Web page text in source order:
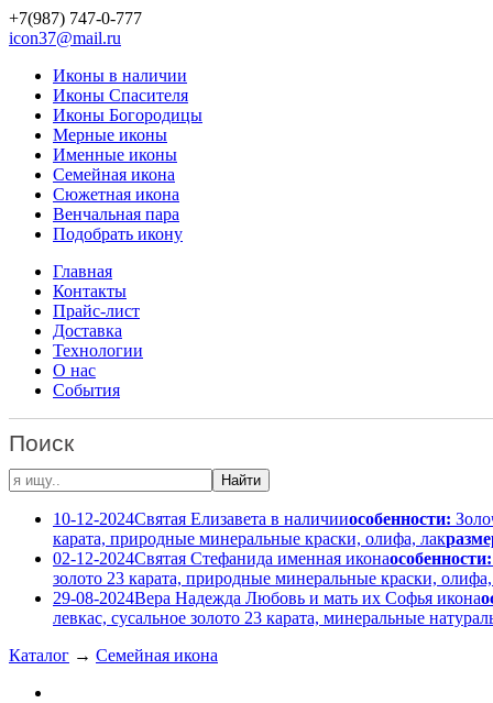
+7(987) 747-0-777
icon37@mail.ru
Иконы в наличии
Иконы Спасителя
Иконы Богородицы
Мерные иконы
Именные иконы
Семейная икона
Сюжетная икона
Венчальная пара
Подобрать икону
Главная
Контакты
Прайс-лист
Доставка
Технологии
О нас
События
Поиск
10-12-2024Святая Елизавета в наличииособенности:
карата, природные минеральные краски, олифа, лак
02-12-2024Святая Стефанида именная иконаособенности:
золото 23 карата, природные минеральные краски,
29-08-2024Вера Надежда Любовь и мать их Софья икона
левкас, сусальное золото 23 карата, минеральные
Каталог → Семейная икона